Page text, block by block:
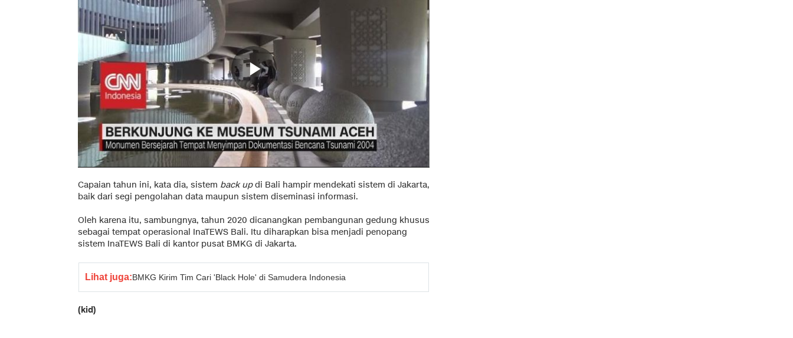
Capaian tahun ini, kata dia, sistem back updi Bali hampir mendekati sistem di Jakarta,
baik dari segi pengolahan data maupun sistem diseminasi informasi.
Oleh karena itu, sambungnya, tahun 2020 dicanangkan pembangunan gedung khusus
sebagai tempat operasional InaTEWS Bali. Itu diharapkan bisa menjadi penopang
sistem InaTEWS Bali di kantor pusat BMKG di Jakarta.
Lihat juga:BMKG Kirim Tim Cari 'Black Hole' di Samudera Indonesia
(kid)